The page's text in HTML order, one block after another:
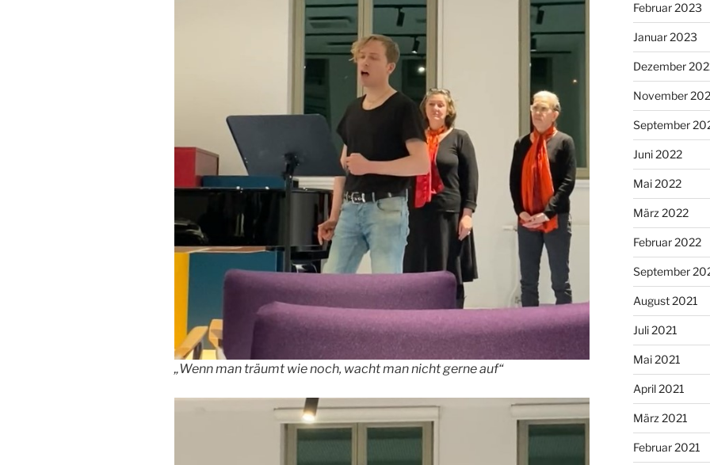
„Wenn man träumt wie noch, wacht man nicht gerne auf“
Februar 2023
Januar 2023
Dezember
November
September
Juni 2022
Mai 2022
März 2022
Februar 2022
September
August 2021
Juli 2021
Mai 2021
April 2021
März 2021
Februar 2021